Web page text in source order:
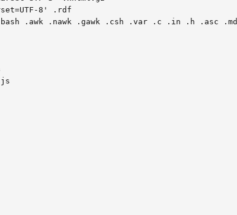
8' .rdf
.awk .nawk .gawk .csh .var .c .in .h .asc .md